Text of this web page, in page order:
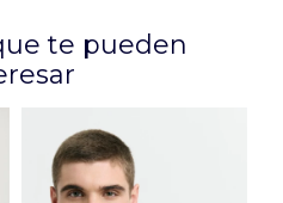
te pueden